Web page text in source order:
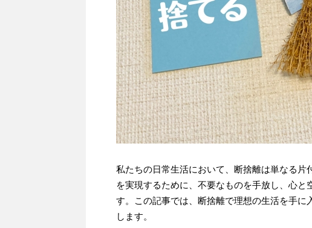
私たちの日常生活において、断捨離は単なる
を実現するために、不要なものを手放し、心
す。この記事では、断捨離で理想の生活を手
します。